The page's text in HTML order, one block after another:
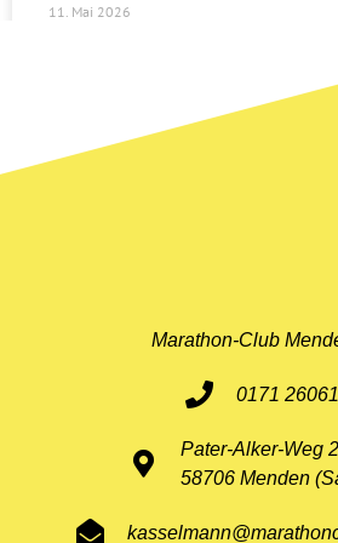
11. Mai 2026
Marathon-Club
0171
Pater-Alker-Weg
58706 Menden